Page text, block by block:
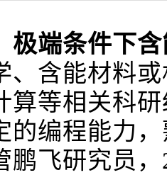
极端条件下
、含能材料
算等相关科
的编程能力
鹏飞研究员